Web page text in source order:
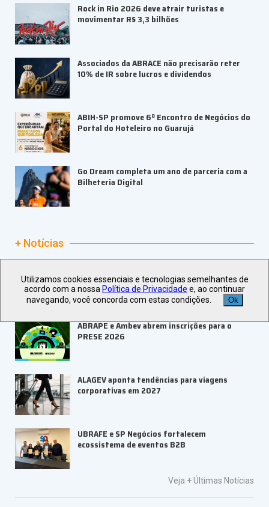
Rock in Rio 2026 deve atrair turistas e
movimentar R$ 3,3 bilhões
Associados da ABRACE não precisarão reter
10% de IR sobre lucros e dividendos
ABIH-SP promove 6º Encontro de Negócios do
Portal do Hoteleiro no Guarujá
Go Dream completa um ano de parceria com a
Bilheteria Digital
+ Notícias
Bilheteria Digital
ABRAPE e Ambev abrem inscrições para o
PRESE 2026
ALAGEV aponta tendências para viagens
corporativas em 2027
UBRAFE e SP Negócios fortalecem
ecossistema de eventos B2B
Veja +Últimas Notícias
Utilizamos cookies essenciais e tecnologias semelhantes de
acordo com a nossa Política de Privacidade e, ao continuar
navegando, você concorda com estas condições.
Ok